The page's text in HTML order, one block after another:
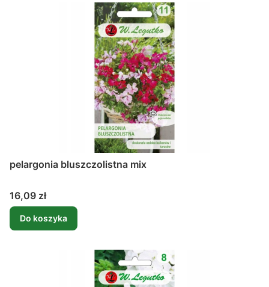
pelargonia bluszczolistna mix
Cena
16,09 zł
Do koszyka